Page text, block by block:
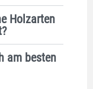
Holzarten
am besten